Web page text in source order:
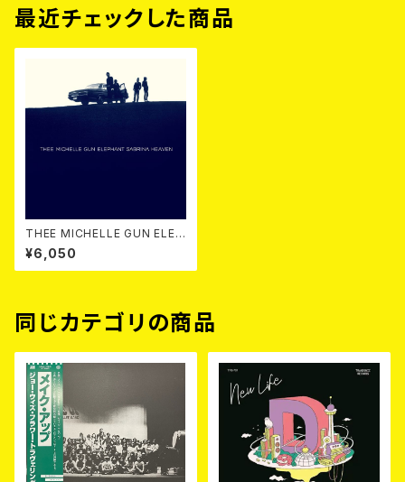
最近チェックした商品
THEE MICHELLE GUN ELEP
HANT / SABRINA HEAVEN(2
LP重量盤)
¥6,050
同じカテゴリの商品